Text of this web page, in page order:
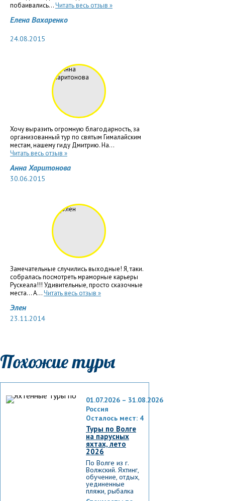
побаивались...Читать весь отзыв »
Елена Вахаренко
24.08.2015
Хочу выразить огромную благодарность, за
организованный тур по святым Гималайским
местам, нашему гиду Дмитрию. На...
Читать весь отзыв »
Анна Харитонова
30.06.2015
Замечательные случились выходные! Я, таки.
собралась посмотреть мраморные карьеры
Рускеала!!! Удивительные, просто сказочные
места... А...Читать весь отзыв »
Элен
23.11.2014
Похожие туры
01.07.2026 – 31.08.2026
Россия
Осталось мест: 4
Туры по Волге
на парусных
яхтах, лето
2026
По Волге из г.
Волжский. Яхтинг,
обучение, отдых,
уединенные
пляжи, рыбалка